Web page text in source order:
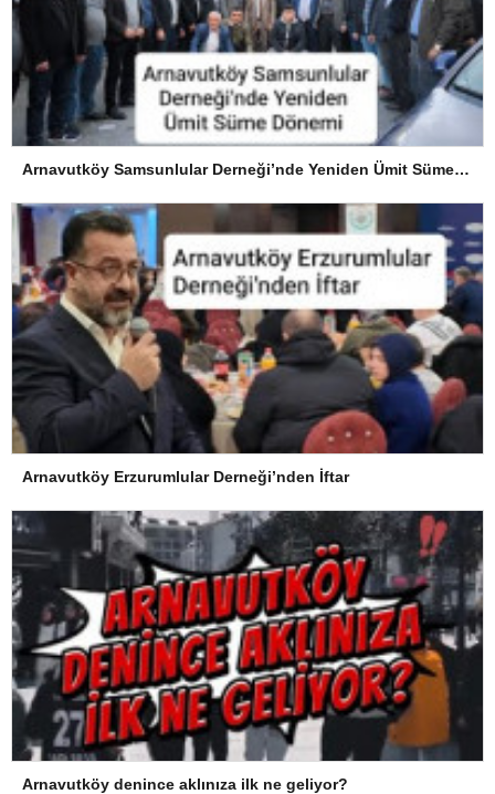
Arnavutköy Samsunlular Derneği’nde Yeniden Ümit Süme Dönemi
Arnavutköy Erzurumlular Derneği’nden İftar
Arnavutköy denince aklınıza ilk ne geliyor?